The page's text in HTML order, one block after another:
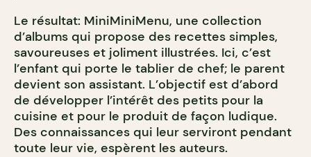
Le résultat: MiniMiniMenu, une collection
d’albums qui propose des recettes simples,
savoureuses et joliment illustrées. Ici, c’est
l’enfant qui porte le tablier de chef; le parent
devient son assistant. L’objectif est d’abord
de développer l’intérêt des petits pour la
cuisine et pour le produit de façon ludique.
Des connaissances qui leur serviront pendant
toute leur vie, espèrent les auteurs.